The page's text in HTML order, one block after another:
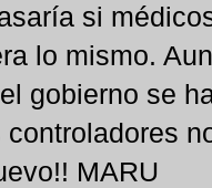
si
lo mismo.
gobierno se
MARU